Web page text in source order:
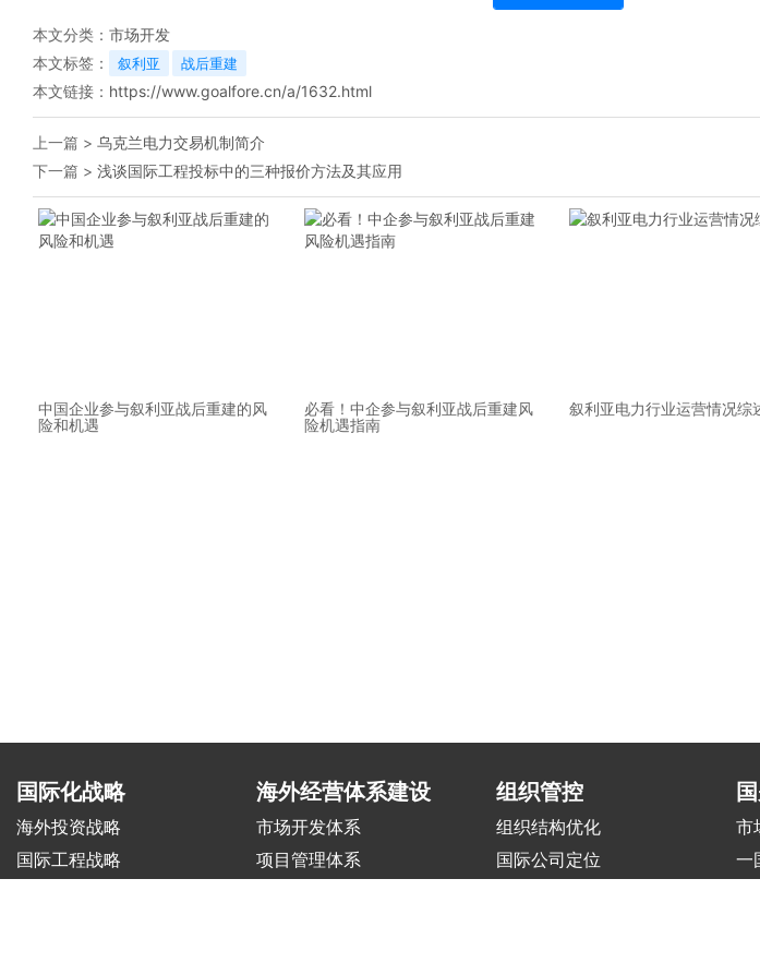
本文分类： 市场开发
本文标签：
叙利亚 战后重建
本文链接： https://www.goalfore.cn/a/1632.html
上一篇 > 乌克兰电力交易机制简介
下一篇 > 浅谈国际工程投标中的三种报价方法及其应用
中国企业参与叙利亚战后重建的风
险和机遇
必看！中企参与叙利亚战后重建风
险机遇指南
叙利亚电力行业运营情况综
国际化战略
海外投资战略
国际工程战略
海外经营体系建设
市场开发体系
项目管理体系
组织管控
组织结构优化
国际公司定位
市
一